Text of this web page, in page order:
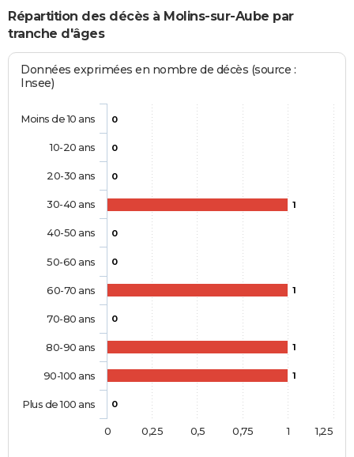
Répartition des décès à Molins-sur-Aube par
tranche d'âges
Données exprimées en nombre de décès (source :
Insee)
0
0
0
1
0
0
1
0
1
1
0
Moins de 10 ans
10-20 ans
20-30 ans
30-40 ans
40-50 ans
50-60 ans
60-70 ans
70-80 ans
80-90 ans
90-100 ans
Plus de 100 ans
0 1
0,25 0,5 0,75 1,25